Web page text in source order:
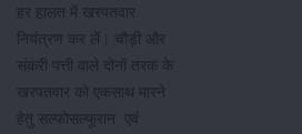
हर हालत में खरपतवार
नियंत्रण कर लें। चौड़ी और
संकरी पत्ती वाले दोनों तरक के
खरपतवार को एकसाथ मारने
हेतु सल्फोसल्फूरान एवं